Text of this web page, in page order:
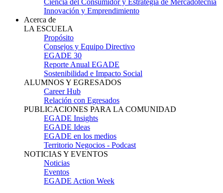
Ciencia del Consumidor y Estrategia de Mercadotecnia
Innovación y Emprendimiento
Acerca de
LA ESCUELA
Propósito
Consejos y Equipo Directivo
EGADE 30
Reporte Anual EGADE
Sostenibilidad e Impacto Social
ALUMNOS Y EGRESADOS
Career Hub
Relación con Egresados
PUBLICACIONES PARA LA COMUNIDAD
EGADE Insights
EGADE Ideas
EGADE en los medios
Territorio Negocios - Podcast
NOTICIAS Y EVENTOS
Noticias
Eventos
EGADE Action Week